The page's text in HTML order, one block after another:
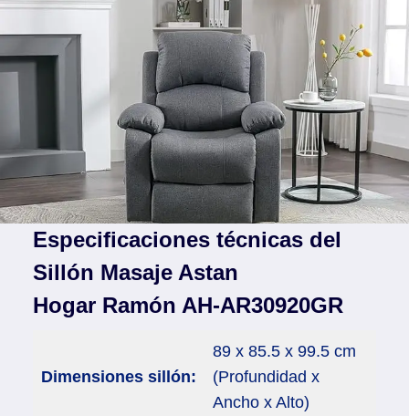
Especificaciones técnicas del
Sillón Masaje Astan
Hogar Ramón AH-AR30920GR
Dimensiones sillón:
89 x 85.5 x 99.5 cm
(Profundidad x
Ancho x Alto)